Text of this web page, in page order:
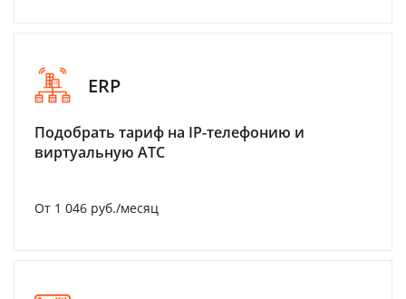
ERP
Подобрать тариф на IP-телефонию и
виртуальную АТС
От 1 046 руб./месяц